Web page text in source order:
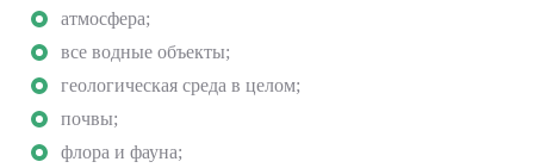
атмосфера;
все водные объекты;
геологическая среда в целом;
почвы;
флора и фауна;